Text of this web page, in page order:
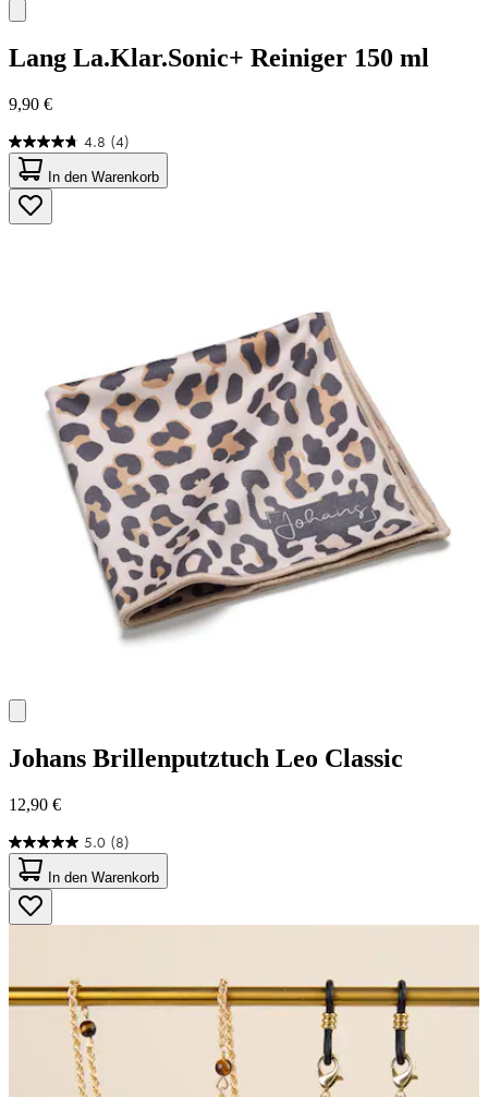
Lang La.Klar.Sonic+ Reiniger 150 ml
9,90 €
4.8 (4)
4.8
von
5
Sternen.
4
In den Warenkorb
Johans Brillenputztuch Leo Classic
12,90 €
5.0 (8)
5.0
von
5
Sternen.
8
In den Warenkorb